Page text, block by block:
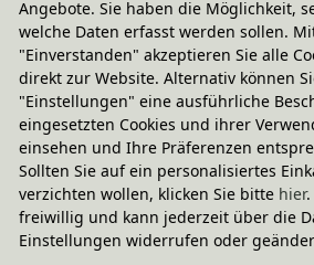
Wird oft zusammen
-20% Code
Kai Kopfteil Krone mit
In verschiedenen Varianten
aus Bio-Erlenholz
Angebote. Sie haben die Möglichkeit,
welche Daten erfasst werden sollen.
"Einverstanden" akzeptieren Sie alle
direkt zur Website. Alternativ können
"Einstellungen" eine ausführliche
eingesetzten Cookies und ihrer
einsehen und Ihre Präferenzen
Sollten Sie auf ein personalisiertes
verzichten wollen, klicken Sie bitte hier
freiwillig und kann jederzeit über die
Einstellungen widerrufen oder